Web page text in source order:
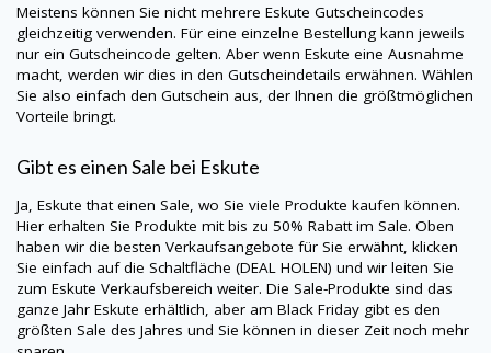
Meistens können Sie nicht mehrere Eskute Gutscheincodes
gleichzeitig verwenden. Für eine einzelne Bestellung kann jeweils
nur ein Gutscheincode gelten. Aber wenn Eskute eine Ausnahme
macht, werden wir dies in den Gutscheindetails erwähnen. Wählen
Sie also einfach den Gutschein aus, der Ihnen die größtmöglichen
Vorteile bringt.
Gibt es einen Sale bei Eskute
Ja, Eskutethat einen Sale, wo Sie viele Produkte kaufen können.
Hier erhalten Sie Produkte mit bis zu 50% Rabatt im Sale. Oben
haben wir die besten Verkaufsangebote für Sie erwähnt, klicken
Sie einfach auf die Schaltfläche (DEAL HOLEN) und wir leiten Sie
zum Eskute Verkaufsbereich weiter. Die Sale-Produkte sind das
ganze Jahr Eskute erhältlich, aber am Black Friday gibt es den
größten Sale des Jahres und Sie können in dieser Zeit noch mehr